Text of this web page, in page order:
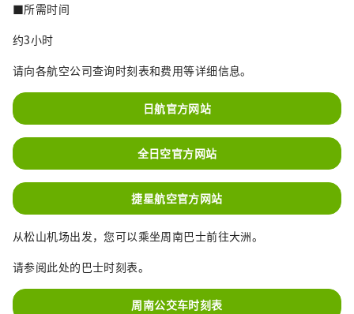
■所需时间
约3小时
请向各航空公司查询时刻表和费用等详细信息。
日航官方网站
全日空官方网站
捷星航空官方网站
从松山机场出发，您可以乘坐周南巴士前往大洲。
请参阅此处的巴士时刻表。
周南公交车时刻表